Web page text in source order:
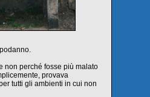
non perché fosse più malato
provava
tutti gli ambienti in cui non